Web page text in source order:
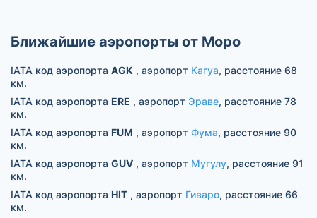
Ближайшие аэропорты от Моро
IATA код аэропорта AGK , аэропорт Кагуа, расстояние 68
км.
IATA код аэропорта ERE , аэропорт Эраве, расстояние 78
км.
IATA код аэропорта FUM , аэропорт Фума, расстояние 90
км.
IATA код аэропорта GUV , аэропорт Мугулу, расстояние 91
км.
IATA код аэропорта HIT , аэропорт Гиваро, расстояние 66
км.